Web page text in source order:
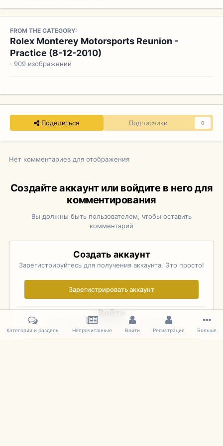
FROM THE CATEGORY:
Rolex Monterey Motorsports Reunion -
Practice (8-12-2010)
· 909 изображений
Поделиться Подписчики 0
Нет комментариев для отображения
Создайте аккаунт или войдите в него для
комментирования
Вы должны быть пользователем, чтобы оставить
комментарий
Создать аккаунт
Зарегистрируйтесь для получения аккаунта. Это просто!
Зарегистрировать аккаунт
Войти
Уже зарегистрированы? Войдите здесь.
Категории и разделы Непрочитанные Войти Регистрация Больше